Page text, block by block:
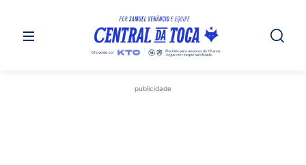
publicidade